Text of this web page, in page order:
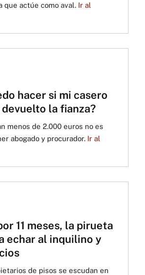
que actúe como aval. Ir al
hacer si mi casero
devuelto la fianza?
menos de 2.000 euros no es
abogado y procurador. Ir al
11 meses, la pirueta
echar al inquilino y
de pisos se escudan en